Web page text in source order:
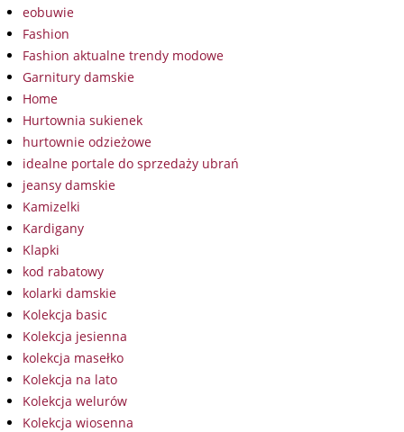
eobuwie
Fashion
Fashion aktualne trendy modowe
Garnitury damskie
Home
Hurtownia sukienek
hurtownie odzieżowe
idealne portale do sprzedaży ubrań
jeansy damskie
Kamizelki
Kardigany
Klapki
kod rabatowy
kolarki damskie
Kolekcja basic
Kolekcja jesienna
kolekcja masełko
Kolekcja na lato
Kolekcja welurów
Kolekcja wiosenna